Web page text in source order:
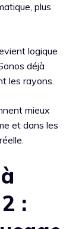
plus
logique
déjà
les rayons.
mieux
et dans les
: